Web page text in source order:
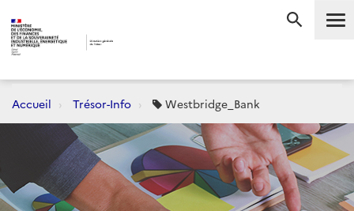
Accueil Trésor-Info Westbridge_Bank